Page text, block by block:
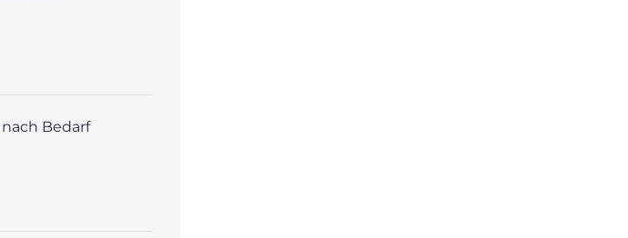
nach Bedarf